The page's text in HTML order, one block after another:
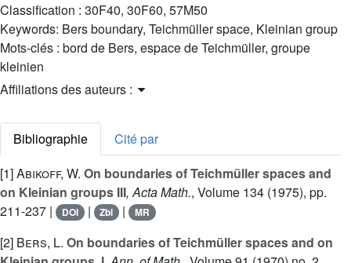
Classification : 30F40, 30F60, 57M50
Keywords: Bers boundary, Teichmüller space, Kleinian group
Mots-clés : bord de Bers, espace de Teichmüller, groupe
kleinien
Affiliations des auteurs :
Bibliographie
Cité par
[1]Abikoff, W. On boundaries of Teichmüller spaces and
on Kleinian groups III, Acta Math., Volume 134 (1975), pp.
211-237 |
DOI | Zbl | MR
[2] Bers, L. On boundaries of Teichmüller spaces and on